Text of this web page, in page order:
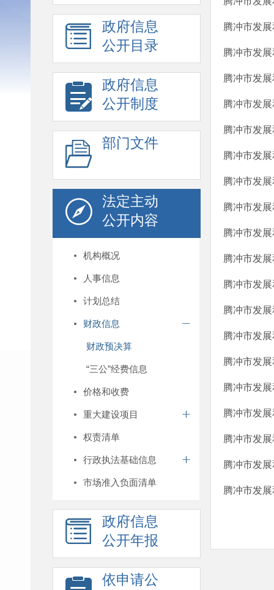
政府信息
公开目录
政府信息
公开制度
部门文件
法定主动
公开内容
机构概况
人事信息
计划总结
财政信息
财政预决算
“三公”经费信息
价格和收费
重大建设项目
权责清单
行政执法基础信息
市场准入负面清单
政府信息
公开年报
依申请公
腾冲市发
腾冲市发
腾冲市发
腾冲市发
腾冲市发
腾冲市发
腾冲市发
腾冲市发
腾冲市发
腾冲市发
腾冲市发
腾冲市发
腾冲市发
腾冲市发
腾冲市发
腾冲市发
腾冲市发
腾冲市发
腾冲市发